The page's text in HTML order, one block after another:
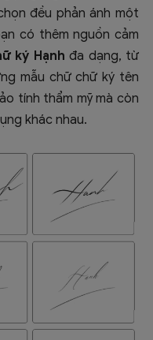
đều phản ánh một
có thêm nguồn cảm
ký Hạnh đa dạng, từ
mẫu chữ chữ ký tên
tính thẩm mỹ mà còn
khác nhau.